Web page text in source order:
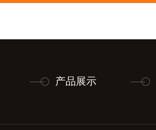
产品展示